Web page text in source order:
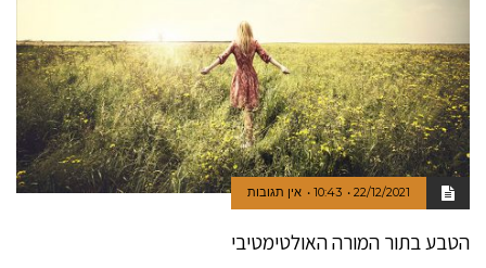
22/12/2021
10:43 אין תגובות
הטבע בתור המורה האולטימטיבי